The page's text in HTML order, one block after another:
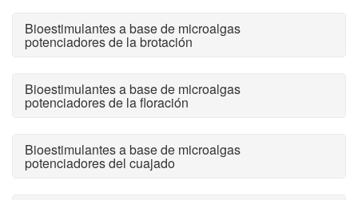
Bioestimulantes a base de microalgas
potenciadores de la brotación
Bioestimulantes a base de microalgas
potenciadores de la floración
Bioestimulantes a base de microalgas
potenciadores del cuajado